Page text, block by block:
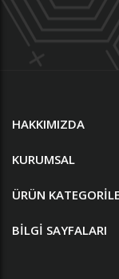
HAKKIMIZDA
KURUMSAL
ÜRÜN
BILGI SAYFALARI